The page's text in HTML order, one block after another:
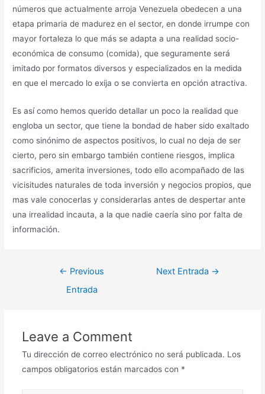
números que actualmente arroja Venezuela obedecen a una
etapa primaria de madurez en el sector, en donde irrumpe con
mayor fortaleza lo que más se adapta a una realidad socio-
económica de consumo (comida), que seguramente será
imitado por formatos diversos y especializados en la medida
en que el mercado lo exija o se convierta en opción atractiva.
Es así como hemos querido detallar un poco la realidad que
engloba un sector, que tiene la bondad de haber sido exaltado
como sinónimo de aspectos positivos, lo cual no deja de ser
cierto, pero sin embargo también contiene riesgos, implica
sacrificios, amerita inversiones, todo ello acompañado de las
vicisitudes naturales de toda inversión y negocios propios, que
mas vale conocerlas y considerarlas antes de despertar ante
una irrealidad incauta, a la que nadie caería sino por falta de
información.
← Previous
Entrada
Next Entrada →
Leave a Comment
Tu dirección de correo electrónico no será publicada. Los
campos obligatorios están marcados con *